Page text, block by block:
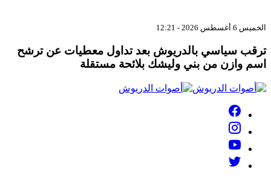
الخميس 6 أغسطس 2026 - 12:21
ترقب سياسي بالدريوش بعد تداول معطيات عن ترشح
اسم وازن من بني وليشك بلائحة مستقلة